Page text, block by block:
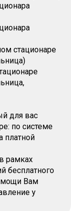
стационаре
для вас
по системе
платной
рамках
бесплатного
Вам
у